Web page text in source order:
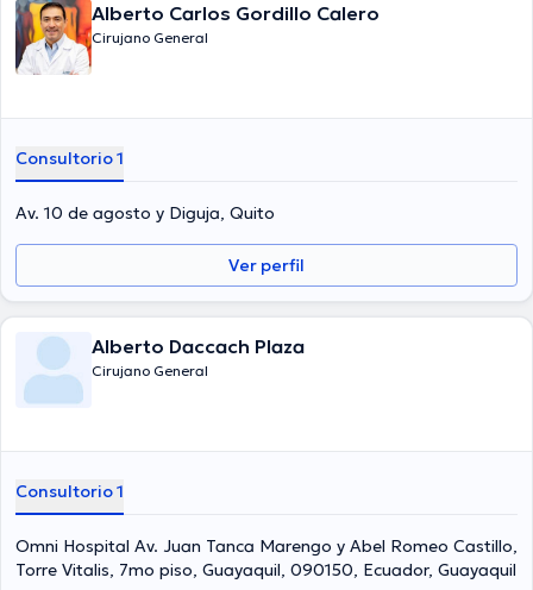
Alberto Carlos Gordillo Calero
Cirujano General
Consultorio 1
Av. 10 de agosto y Diguja, Quito
Ver perfil
Alberto Daccach Plaza
Cirujano General
Consultorio 1
Omni Hospital Av. Juan Tanca Marengo y Abel Romeo Castillo,
Torre Vitalis, 7mo piso, Guayaquil, 090150, Ecuador, Guayaquil